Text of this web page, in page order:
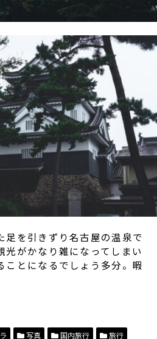
足を引きずり名古屋の温泉で
光がかなり雑になってしまい
ことになるでしょう多分。暇
写真 国内旅行
旅行